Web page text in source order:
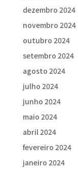
dezembro 2024
novembro 2024
outubro 2024
setembro 2024
agosto 2024
julho 2024
junho 2024
maio 2024
abril 2024
fevereiro 2024
janeiro 2024